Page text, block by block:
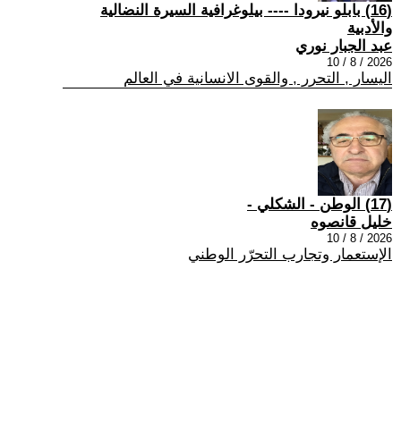
(16) بابلو نيرودا ---- بيلوغرافية السيرة النضالية
والأدبية
عبد الجبار نوري
2026 / 8 / 10
اليسار , التحرر , والقوى الانسانية في العالم
(17) الوطن - الشكلي -
خليل قانصوه
2026 / 8 / 10
الإستعمار وتجارب التحرّر الوطني